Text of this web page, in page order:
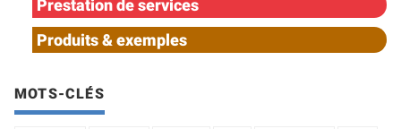
Prestation de services
Produits & exemples
MOTS-CLÉS